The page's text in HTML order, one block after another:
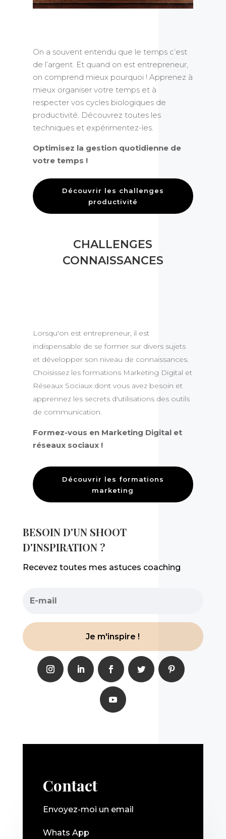
On a souvent entendu que le temps c’est
de l’argent. Et quand on est entrepreneur,
on comprend mieux pourquoi ! Apprenez à
mieux organiser votre temps et à
respecter vos cycles biologiques de
productivité. Découvrez toutes les
techniques et expérimentez-les.
Optimisez la gestion quotidienne de
votre temps !
Découvrir les challenges
productivité
CHALLENGES
CONNAISSANCES
Lorsqu'on est entrepreneur, il est
indispensable de se former sur divers sujets
et développer son niveau de connaissances.
Choisissez les formations Marketing Digital et
Réseaux Sociaux dont vous avez besoin et
apprennez les secrets d'utilisations des outils
de communication.
Formez-vous en Marketing Digital et
réseaux sociaux !
Découvrir les formations
marketing
BESOIN D'UN SHOOT
D'INSPIRATION ?
Recevez toutes mes astuces coaching
Je m'inspire !
Contact
Envoyez-moi un email
Whats App